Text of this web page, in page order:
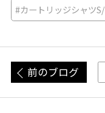
#カートリッジシャツ
前のブログ